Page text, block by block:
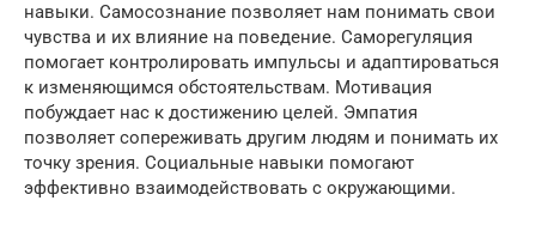
навыки. Самосознание позволяет нам понимать свои
чувства и их влияние на поведение. Саморегуляция
помогает контролировать импульсы и адаптироваться
к изменяющимся обстоятельствам. Мотивация
побуждает нас к достижению целей. Эмпатия
позволяет сопереживать другим людям и понимать их
точку зрения. Социальные навыки помогают
эффективно взаимодействовать с окружающими.